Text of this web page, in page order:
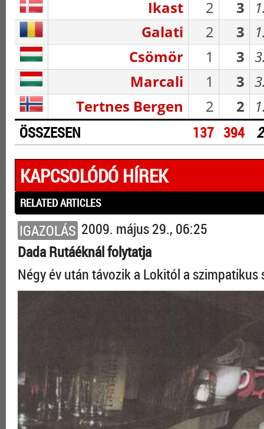
Ikast 2 3
Galati
2 3
Csömör
1 3
Marcali
1 3
Tertnes Bergen
2 2
ÖSSZESEN 137 394
KAPCSOLÓDÓ HÍREK
RELATED ARTICLES
IGAZOLÁS 2009. május 29., 06:25
Dada Rutáéknál folytatja
Négy év után távozik a Lokitól a